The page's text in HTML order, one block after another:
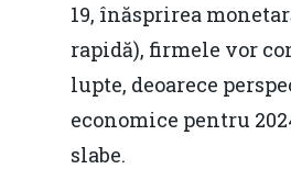
19, înăsprirea
rapidă), firmele vor
lupte, deoarece
economice pentru
slabe.